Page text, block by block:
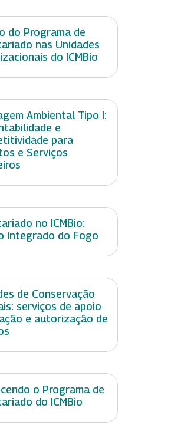
do Programa de
nas Unidades
do ICMBio
Ambiental Tipo I:
e
para
e Serviços
no ICMBio:
Integrado do Fogo
de Conservação
serviços de apoio
e autorização de
o Programa de
do ICMBio